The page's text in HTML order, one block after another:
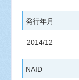
発行年月
2014/12
NAID